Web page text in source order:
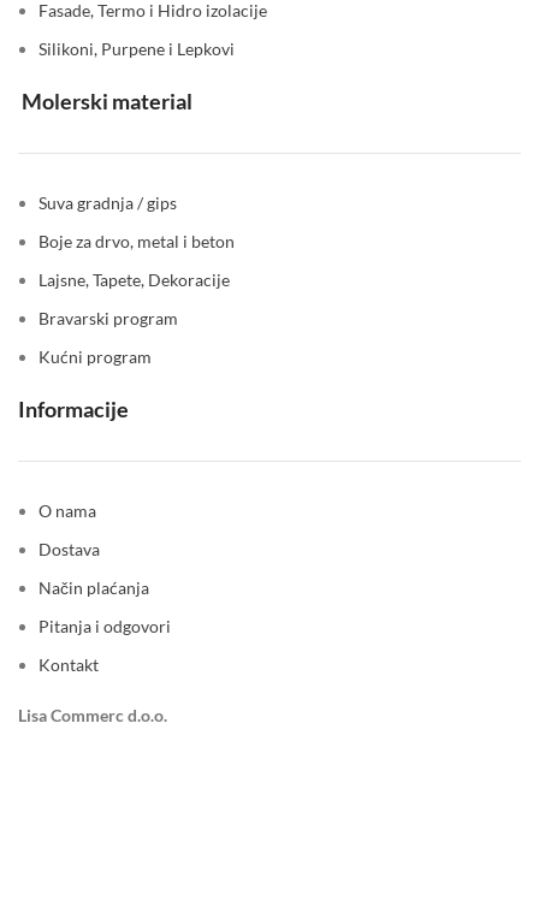
Fasade, Termo i Hidro izolacije
Silikoni, Purpene i Lepkovi
Molerski material
Suva gradnja / gips
Boje za drvo, metal i beton
Lajsne, Tapete, Dekoracije
Bravarski program
Kućni program
Informacije
O nama
Dostava
Način plaćanja
Pitanja i odgovori
Kontakt
Lisa Commerc d.o.o.